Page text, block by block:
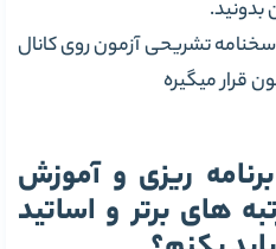
بدونید.
تشریحی آزمون روی کانال
قرار میگیره
ریزی و آموزش
های برتر و اساتید